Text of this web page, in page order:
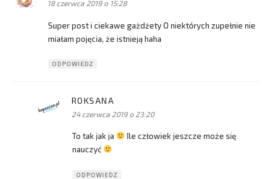
18 czerwca 2019 o 15:28
Super post i ciekawe gażdżety O niektórych zupełnie nie
miałam pojęcia, że istnieją haha
ODPOWIEDZ
ROKSANA
24 czerwca 2019 o 23:20
To tak jak ja
Ile człowiek jeszcze może się
nauczyć
ODPOWIEDZ